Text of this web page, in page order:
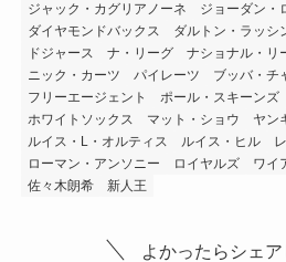
ジャック・カグリアノーネ
ジョーダン・
ダイヤモンドバックス
ダルトン・ラッシ
ドジャース
ナ・リーグ ナショナル・リ
ニック・カーツ
パイレーツ
ブッバ・チ
フリーエージェント
ポール・スキーンズ
ホワイトソックス
マット・ショウ
ヤン
ルイス・L・オルティス
ルイス・ヒル
ローマン・アンソニー
ロイヤルズ
ワイ
佐々木朗希
新人王
よかったらシェア